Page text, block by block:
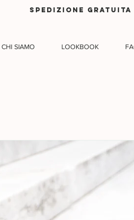
SPEDIZIONE
CHI SIAMO LOOKBOOK